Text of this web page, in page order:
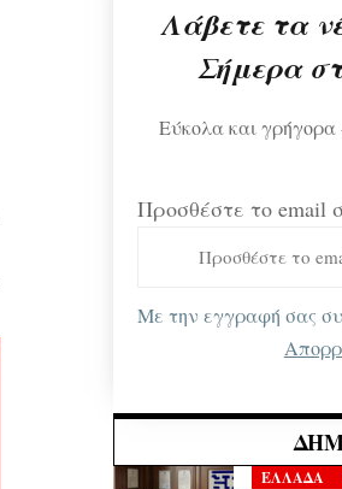
Λάβετε τα
Σήμερα
Εύκολα και γρήγορα
Προσθέστε το email
Με την εγγραφή σας
ΕΛΛΑΔΑ